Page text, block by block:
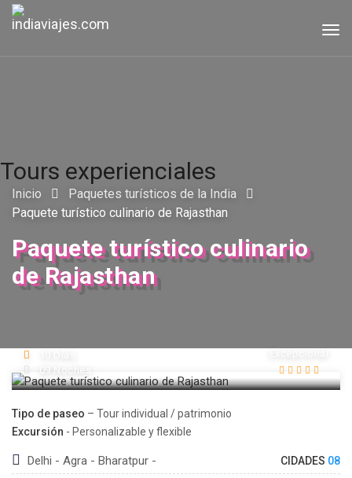
Tours experienciales
Inicio
Paquetes turísticos de la India
Paquete turístico culinario de Rajasthan
Paquete turístico culinario
de Rajasthan
09 Noches
Tipo de paseo – Tour individual / patrimonio
Excursión - Personalizable y flexible
Delhi - Agra - Bharatpur - CIDADES 08